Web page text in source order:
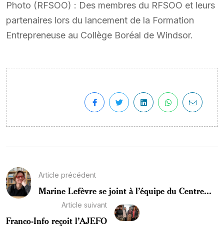
Photo (RFSOO) : Des membres du RFSOO et leurs
partenaires lors du lancement de la Formation
Entrepreneuse au Collège Boréal de Windsor.
Article précédent
Marine Lefèvre se joint à l’équipe du Centre...
Article suivant
Franco-Info reçoit l’AJEFO